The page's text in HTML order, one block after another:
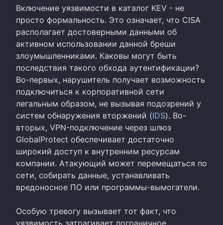
Включение уязвимости в каталог KEV - не
просто формальность. Это означает, что CISA
располагает достоверными данными об
активном использовании данной бреши
злоумышленниками. Каковы могут быть
последствия такого обхода аутентификации?
Во-первых, нарушитель получает возможность
подключиться к корпоративной сети
легальным образом, не вызывая подозрений у
систем обнаружения вторжений (IDS). Во-
вторых, VPN-подключение через шлюз
GlobalProtect обеспечивает достаточно
широкий доступ к внутренним ресурсам
компании. Атакующий может перемещаться по
сети, собирать данные, устанавливать
вредоносное ПО или программы-вымогатели.
Особую тревогу вызывает тот факт, что